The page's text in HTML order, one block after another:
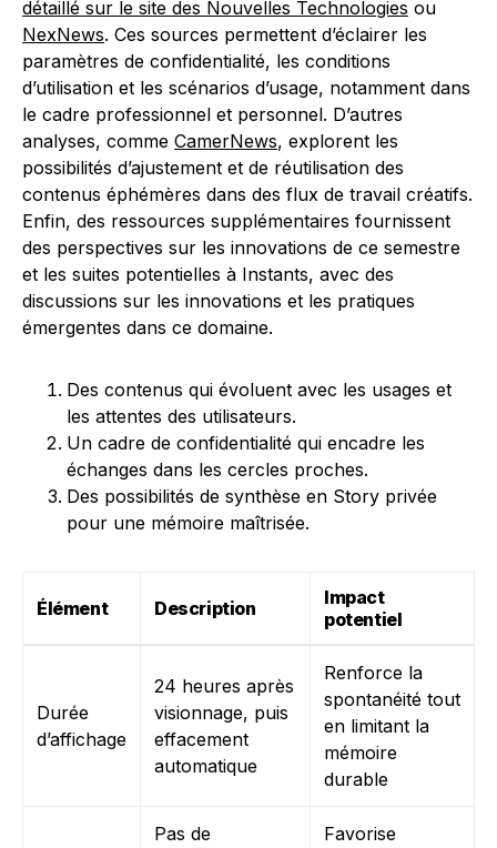
détaillé sur le site des Nouvelles Technologies ou
NexNews. Ces sources permettent d’éclairer les
paramètres de confidentialité, les conditions
d’utilisation et les scénarios d’usage, notamment dans
le cadre professionnel et personnel. D’autres
analyses, comme CamerNews, explorent les
possibilités d’ajustement et de réutilisation des
contenus éphémères dans des flux de travail créatifs.
Enfin, des ressources supplémentaires fournissent
des perspectives sur les innovations de ce semestre
et les suites potentielles à Instants, avec des
discussions sur les innovations et les pratiques
émergentes dans ce domaine.
Des contenus qui évoluent avec les usages et
les attentes des utilisateurs.
Un cadre de confidentialité qui encadre les
échanges dans les cercles proches.
Des possibilités de synthèse en Story privée
pour une mémoire maîtrisée.
Élément Description
Impact
potentiel
Durée
d’affichage
24 heures après
visionnage, puis
effacement
automatique
Renforce la
spontanéité tout
en limitant la
mémoire
durable
Pas de
Favorise